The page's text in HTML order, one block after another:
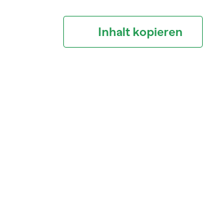
Inhalt kopieren